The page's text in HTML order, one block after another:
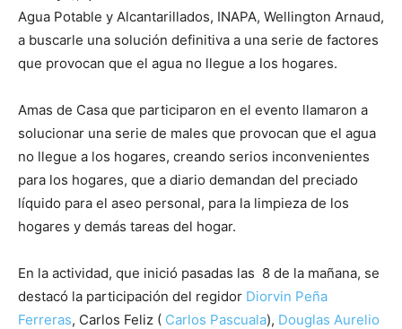
Agua Potable y Alcantarillados, INAPA, Wellington Arnaud,
a buscarle una solución definitiva a una serie de factores
que provocan que el agua no llegue a los hogares.
Amas de Casa que participaron en el evento llamaron a
solucionar una serie de males que provocan que el agua
no llegue a los hogares, creando serios inconvenientes
para los hogares, que a diario demandan del preciado
líquido para el aseo personal, para la limpieza de los
hogares y demás tareas del hogar.
En la actividad, que inició pasadas las 8 de la mañana, se
destacó la participación del regidor Diorvin Peña
Ferreras, Carlos Feliz ( Carlos Pascuala), Douglas Aurelio